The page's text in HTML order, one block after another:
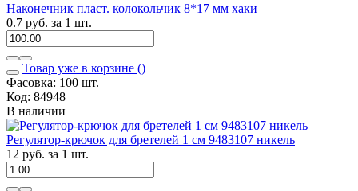
Наконечник пласт. колокольчик 8*17 мм хаки
0.7 руб. за 1 шт.
Товар уже в корзине ()
Фасовка: 100 шт.
Код: 84948
В наличии
Регулятор-крючок для бретелей 1 см 9483107 никель
12 руб. за 1 шт.